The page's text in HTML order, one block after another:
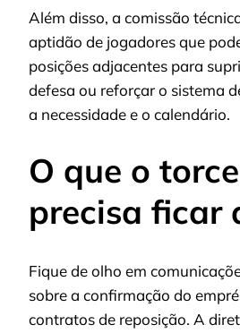
Além disso, a comissão
aptidão de jogadores que
posições adjacentes para
defesa ou reforçar o sistema
a necessidade e o calendário.
O que o
precisa ficar
Fique de olho em
sobre a confirmação do
contratos de reposição. A